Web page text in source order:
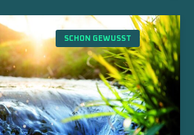
SCHON GEWUSST